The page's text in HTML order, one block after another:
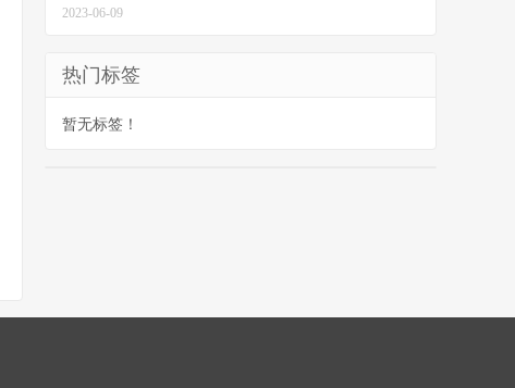
2023-06-09
热门标签
暂无标签！